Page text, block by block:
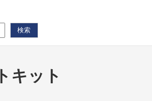
検索
キット